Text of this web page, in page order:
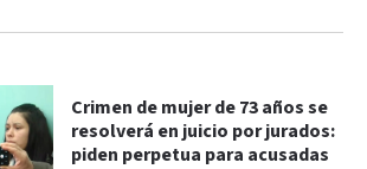
Crimen de mujer de 73 años se
resolverá en juicio por jurados:
piden perpetua para acusadas